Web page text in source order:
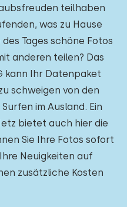
teilhaben
was zu Hause
Tages schöne Fotos
anderen teilen? Das
kann Ihr Datenpaket
schweigen von den
im Ausland. Ein
bietet auch hier die
Sie Ihre Fotos sofort
Neuigkeiten auf
zusätzliche Kosten